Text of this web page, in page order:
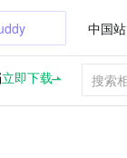
中国站
立即下载